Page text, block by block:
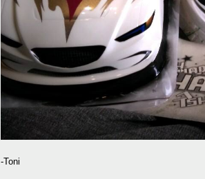
-Toni